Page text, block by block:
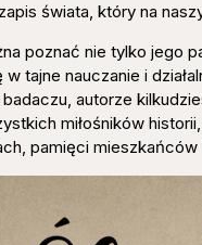
świata, który na
poznać nie tylko jego
tajne nauczanie i
autorze
miłośników
pamięci mieszkańców